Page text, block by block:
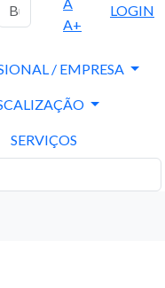
A+
LOGIN
/ EMPRESA
SERVIÇOS